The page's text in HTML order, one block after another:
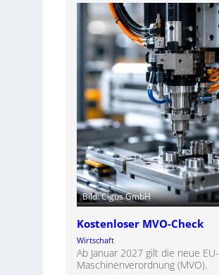
Bild: Cigus GmbH
Kostenloser MVO-Check
Wirtschaft
Ab Januar 2027 gilt die neue EU-
Maschinenverordnung (MVO).